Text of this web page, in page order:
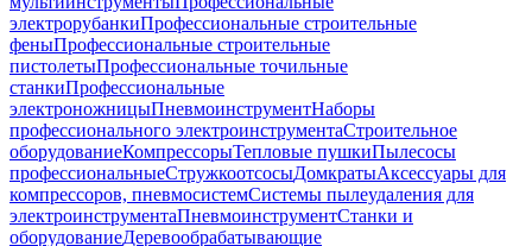
электрорубанкиПрофессиональные строительные
феныПрофессиональные строительные
пистолетыПрофессиональные точильные
станкиПрофессиональные
электроножницыПневмоинструментНаборы
профессионального электроинструментаСтроительное
оборудованиеКомпрессорыТепловые пушкиПылесосы
профессиональныеСтружкоотсосыДомкратыАксессуары для
компрессоров, пневмосистемСистемы пылеудаления для
электроинструментаПневмоинструментСтанки и
оборудованиеДеревообрабатывающие